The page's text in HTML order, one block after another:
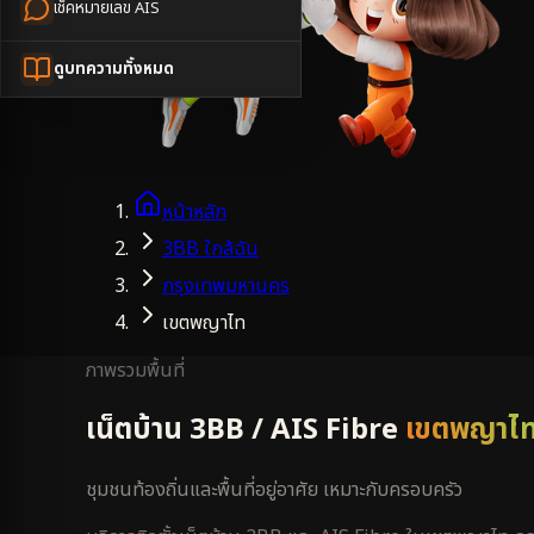
เช็คหมายเลข AIS
ดูบทความทั้งหมด
หน้าหลัก
3BB ใกล้ฉัน
กรุงเทพมหานคร
เขตพญาไท
ภาพรวมพื้นที่
เน็ตบ้าน 3BB / AIS Fibre เขตพญาไ
ชุมชนท้องถิ่นและพื้นที่อยู่อาศัย เหมาะกับครอบครัว